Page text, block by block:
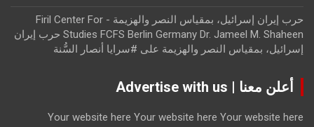
حرب إيران إسرائيل، بمقياس النصر والهزيمة - Firil Center For
Studies FCFS Berlin Germany Dr. Jameel M. Shaheen حرب إيران
إسرائيل، بمقياس النصر والهزيمة على #سرايا أنصار السُّنة
أعلن معنا | Advertise with us
Your website here Your website here Your website here